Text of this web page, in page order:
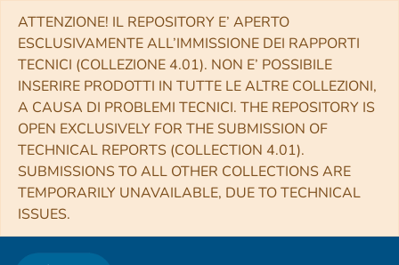
ATTENZIONE! IL REPOSITORY E’ APERTO
ESCLUSIVAMENTE ALL’IMMISSIONE DEI RAPPORTI
TECNICI (COLLEZIONE 4.01). NON E’ POSSIBILE
INSERIRE PRODOTTI IN TUTTE LE ALTRE COLLEZIONI,
A CAUSA DI PROBLEMI TECNICI. THE REPOSITORY IS
OPEN EXCLUSIVELY FOR THE SUBMISSION OF
TECHNICAL REPORTS (COLLECTION 4.01).
SUBMISSIONS TO ALL OTHER COLLECTIONS ARE
TEMPORARILY UNAVAILABLE, DUE TO TECHNICAL
ISSUES.